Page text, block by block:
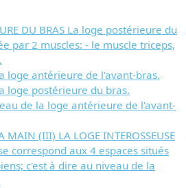
DU BRAS La loge postérieure du
par 2 muscles: - le muscle triceps,
loge antérieure de l'avant-bras.
loge postérieure du bras.
de la loge antérieure de l'avant-
MAIN (III) LA LOGE INTEROSSEUSE
correspond aux 4 espaces situés
c'est à dire au niveau de la